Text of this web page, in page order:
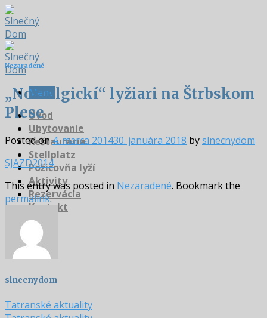
Skip
to
content
Menu
Úvod
Ubytovanie
Reštaurácia
Stellplatz
Požičovňa lyží
Aktivity
Rezervácia
Kontakt
Nezaradené
„Nostalgickí“ lyžiari na Štrbskom
Plese
Posted on4. marca 201430. januára 2018 byslnecnydom
SJAZD2014
This entry was posted in Nezaradené. Bookmark the
permalink.
slnecnydom
Tatranské aktuality